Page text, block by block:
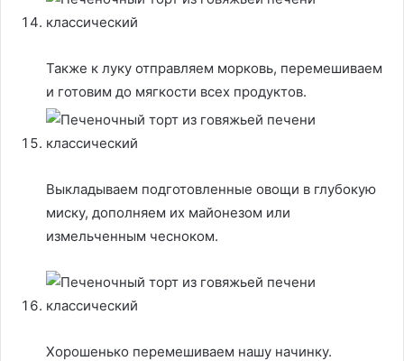
Также к луку отправляем морковь, перемешиваем
и готовим до мягкости всех продуктов.
Выкладываем подготовленные овощи в глубокую
миску, дополняем их майонезом или
измельченным чесноком.
Хорошенько перемешиваем нашу начинку.